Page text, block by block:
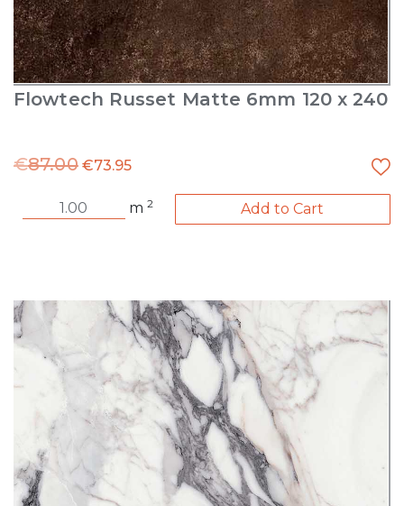
Flowtech Russet Matte 6mm 120 x 240
€87.00 €73.95
m2 Add to Cart